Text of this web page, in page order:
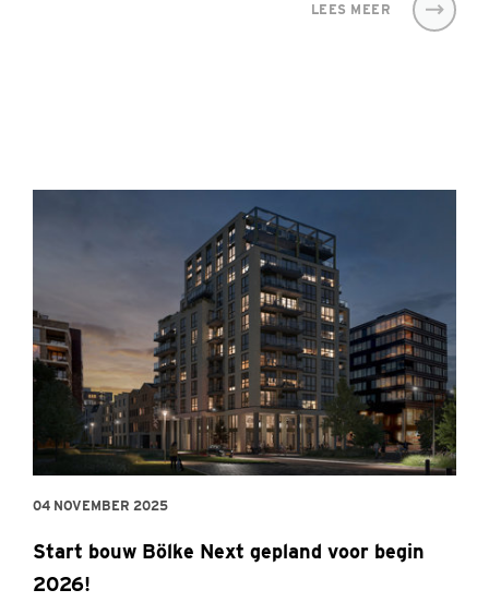
LEES MEER
04 NOVEMBER 2025
Start bouw Bölke Next gepland voor begin
2026!